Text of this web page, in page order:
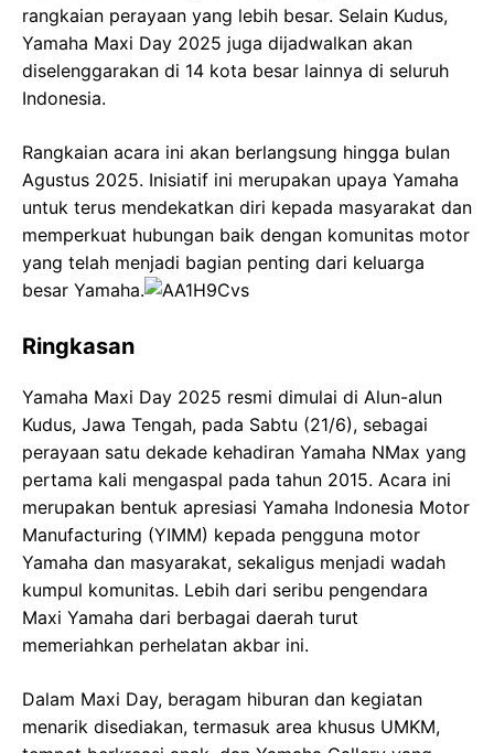
rangkaian perayaan yang lebih besar. Selain Kudus,
Yamaha Maxi Day 2025 juga dijadwalkan akan
diselenggarakan di 14 kota besar lainnya di seluruh
Indonesia.
Rangkaian acara ini akan berlangsung hingga bulan
Agustus 2025. Inisiatif ini merupakan upaya Yamaha
untuk terus mendekatkan diri kepada masyarakat dan
memperkuat hubungan baik dengan komunitas motor
yang telah menjadi bagian penting dari keluarga
besar Yamaha.
Ringkasan
Yamaha Maxi Day 2025 resmi dimulai di Alun-alun
Kudus, Jawa Tengah, pada Sabtu (21/6), sebagai
perayaan satu dekade kehadiran Yamaha NMax yang
pertama kali mengaspal pada tahun 2015. Acara ini
merupakan bentuk apresiasi Yamaha Indonesia Motor
Manufacturing (YIMM) kepada pengguna motor
Yamaha dan masyarakat, sekaligus menjadi wadah
kumpul komunitas. Lebih dari seribu pengendara
Maxi Yamaha dari berbagai daerah turut
memeriahkan perhelatan akbar ini.
Dalam Maxi Day, beragam hiburan dan kegiatan
menarik disediakan, termasuk area khusus UMKM,